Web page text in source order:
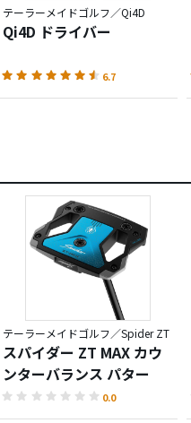
テーラーメイドゴルフ／Qi4D
Qi4D ドライバー
6.7
テーラーメイドゴルフ／Spider ZT
スパイダー ZT MAX カウ
ンターバランス パター
0.0